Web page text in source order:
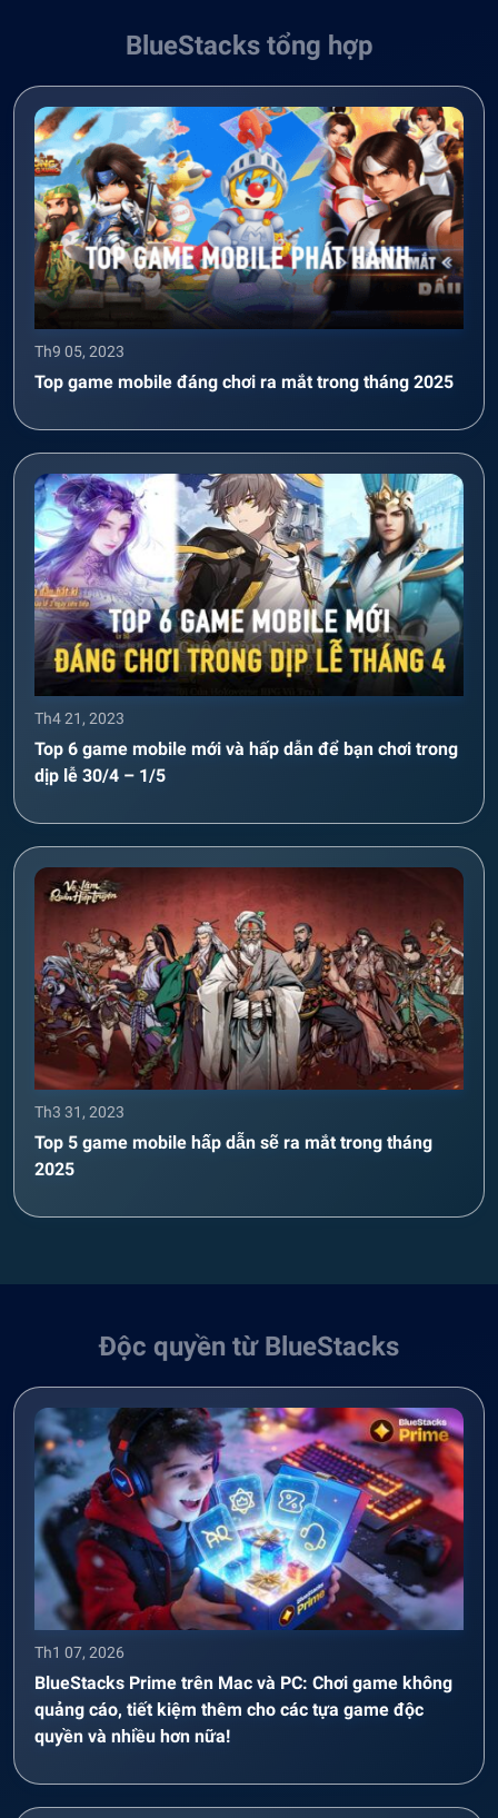
BlueStacks tổng hợp
Th9 05, 2023
Top game mobile đáng chơi ra mắt trong tháng 2025
Th4 21, 2023
Top 6 game mobile mới và hấp dẫn để bạn chơi trong
dịp lễ 30/4 – 1/5
Th3 31, 2023
Top 5 game mobile hấp dẫn sẽ ra mắt trong tháng
2025
Độc quyền từ BlueStacks
Th1 07, 2026
BlueStacks Prime trên Mac và PC: Chơi game không
quảng cáo, tiết kiệm thêm cho các tựa game độc
quyền và nhiều hơn nữa!